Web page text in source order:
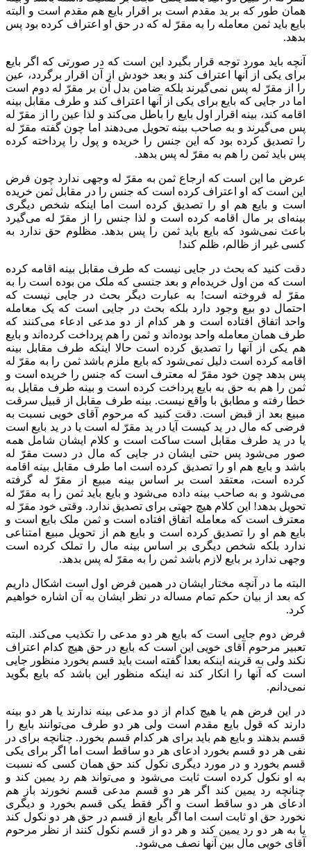
همان طور که بر ید مقدم است بر اقرار بایع هم مقدم است و البته
بایع باید ثمن معامله را به مقرّ‌ له که در حق او اعتراف کرده بود پس
بدهد.
آنچه باید مورد توجه قرار بگیرد این است که در صورتی که اگر بایع
برای یکی از آنها اعتراف کند و بعد خودش از آن اقرار برگردد، عین
را از مقرّ له پس نمی‌گیرند بلکه ضامن بدل آن بر مقرّ‌ له دوم است
اما در جایی که بایع برای یکی از آنها اعتراف کند و طرف مقابل بینه
اقامه کند،‌ بینه اقرار اول بایع را باطل می‌کند و لذا عین را از مقرّ‌ له
پس می‌گیرند و به صاحب بینه تحویل می‌دهند اما چون گفته مقرّ‌ له
را تصدیق کرده بود که این جنس را خریده و پول را پرداخته کرده
پس باید ثمن را هم به مقرّ له پس بدهد.
عرض ما این است که ارجاع ثمن به مقرّ له وجهی ندارد چون فرض
این است که او اعتراف کرده است که جنس را در مقابل ثمن خریده
است و بایع هم او را تصدیق کرده است اما اینکه شخص دیگری
بینه‌ای بر مال اقامه کرده است و لذا جنس را از مقرّ‌ له می‌گیرد
باعث نمی‌شود که بایع باید ثمن را پس بدهد. مظلوم حق ندارد به
کسی غیر از ظالم،‌ ظلم کند!
دقت کنید که بحث در جایی نیست که طرف مقابل بینه اقامه کرده
است که من اول خریده‌ام و بعد جنسی که ملک من بوده است را به
مقرّ‌ له فروخته است! به عبارت دیگر بحث در جایی نیست که
احتمال دو بیع وجود دارد بلکه بحث در جایی است که یک معامله
واحد اتفاق افتاده است و هر کدام از دو مدعی ادعاء می‌کنند که
طرف همان معامله واحد بوده‌اند و ثمن را هم پرداخت کرده‌اند و بایع
هم یکی از آنها را تصدیق کرده است حالا اینکه طرف مقابل بینه
اقامه کرده است دلیل نمی‌شود که بایع ملزم باشد ثمن را به مقرّ‌ له
پس بدهد چون خود مقرّ له معترف است که جنس را خریده است و
ثمن را هم به حق به بایع پرداخت کرده است و بینه طرف مقابل به
خطا رفته و مطابق با واقع نیست. بینه طرف مقابل از قبیل سرقت
مبیع بعد از قبض است. دقت کنید که مرحوم آقای خویی نسبت به
فرضی که مال در ید کیست آیا در ید مقرّ له است یا در ید بایع است
یا در ید طرف مقابل است ساکت است و کلام ایشان شامل همه
صور می‌شود پس حتی ایشان در جایی که مال در دست مقرّ‌ له
باشد و بایع هم او را تصدیق کرده است اما طرف مقابل بینه اقامه
کرده است، معتقد است بر اساس بینه مبیع از مقرّ له گرفته
می‌شود و به صاحب بینه داده می‌شود و بایع باید ثمن را به مقرّ‌ له
تحویل بدهد! این کلام هیچ جهتی برای تصدیق ندارد. وقتی خود مقرّ له
معترف است که معامله اتفاق افتاده است و ثمن ملک بایع است و
بایع هم او را تصدیق کرده است و بایع هم از تحویل مبیع امتناعی
ندارد بلکه شخص دیگری بر اساس بینه مال را تملک کرده است
وجهی ندارد بر بایع لازم باشد ثمن را به مقرّ له پس بدهد.
البته ما در آنچه مختار ایشان در همین فرض اول است اشکال داریم
که بعد از بیان حکم تمام مساله در نظر ایشان به آن اشاره خواهیم
کرد.
فرض دوم جایی است که بایع هر دو مدعی را تکذیب می‌کند. البته
تعبیر مرحوم آقای خویی این است که بایع در حق هیچ کدام اعتراف
نکند ولی به قرینه اینکه بعدا گفته است باید قسم بخورد منظور جایی
است که آنها را انکار کند نه اینکه منظور این باشد که بایع بگوید
نمی‌دانم.
در این فرض هم یا هیچ کدام از دو مدعی بینه ندارند یا هر دو بینه
دارند که قول بایع مقدم است ولی هر دو طرف می‌توانند بایع را
قسم بدهند و بایع هم باید برای هر کدام قسم بخورد. چنانچه برای در
نفی هر دو قسم بخورد ادعای هر دو ساقط است اما اگر برای یکی
قسم بخورد و در مورد دیگری نکول کند حق همان کسی که نسبت
به او نکول کرده است ثابت می‌شود و می‌تواند هم رد یمین کند و
چنانچه رد یمین کند اگر هر دو قسم مدعی قسم نخورند باز هم
ادعای هر دو ساقط است و اگر فقط یکی قسم بخورد و دیگری
نخورد حق او ثابت است اما اگر بایع از قسم در حق هر دو نکول کند
یا به هر دو رد یمین کند و هر دو از قسم نکول کنند از نظر مرحوم
آقای خویی مال بین آنها نصف می‌شود.